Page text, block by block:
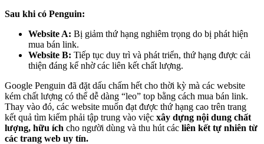
Sau khi có Penguin:
Website A: Bị giảm thứ hạng nghiêm trọng do bị phát hiện
mua bán link.
Website B: Tiếp tục duy trì và phát triển, thứ hạng được cải
thiện đáng kể nhờ các liên kết chất lượng.
Google Penguin đã đặt dấu chấm hết cho thời kỳ mà các website
kém chất lượng có thể dễ dàng “leo” top bằng cách mua bán link.
Thay vào đó, các website muốn đạt được thứ hạng cao trên trang
kết quả tìm kiếm phải tập trung vào việc xây dựng nội dung chất
lượng, hữu ích cho người dùng và thu hút các liên kết tự nhiên từ
các trang web uy tín.